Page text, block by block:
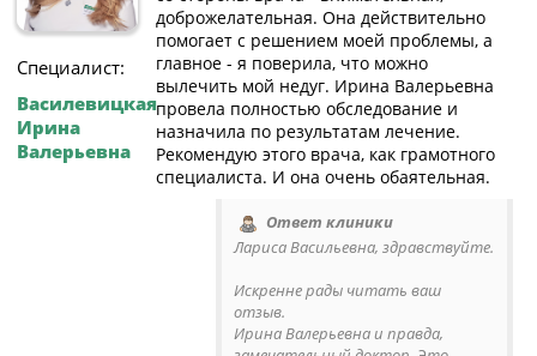
Специалист:
Василевицкая
Ирина
Валерьевна
доброжелательная. Она действительно
помогает с решением моей проблемы, а
главное - я поверила, что можно
вылечить мой недуг. Ирина Валерьевна
провела полностью обследование и
назначила по результатам лечение.
Рекомендую этого врача, как грамотного
специалиста. И она очень обаятельная.
Ответ клиники
Лариса Васильевна, здравствуйте.
Искренне рады читать ваш
отзыв.
Ирина Валерьевна и правда,